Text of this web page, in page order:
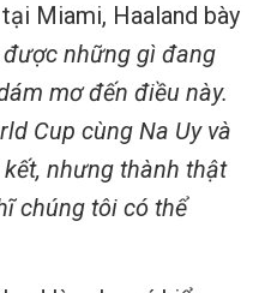
Miami, Haaland bày
những gì đang
mơ đến điều này.
Cup cùng Na Uy và
nhưng thành thật
chúng tôi có thể